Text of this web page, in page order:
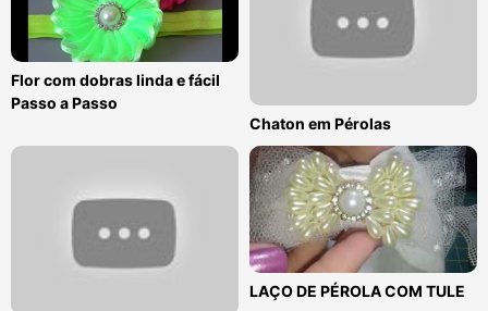
Flor com dobras linda e fácil
Passo a Passo
Chaton em Pérolas
LAÇO DE PÉROLA COM TULE